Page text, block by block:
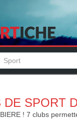
DE SPORT
! 7 clubs